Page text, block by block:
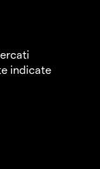
indicate